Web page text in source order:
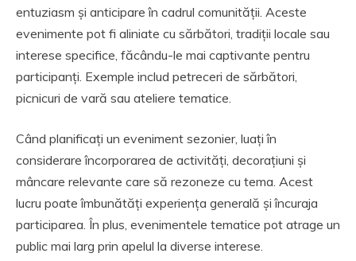
entuziasm și anticipare în cadrul comunității. Aceste
evenimente pot fi aliniate cu sărbători, tradiții locale sau
interese specifice, făcându-le mai captivante pentru
participanți. Exemple includ petreceri de sărbători,
picnicuri de vară sau ateliere tematice.
Când planificați un eveniment sezonier, luați în
considerare încorporarea de activități, decorațiuni și
mâncare relevante care să rezoneze cu tema. Acest
lucru poate îmbunătăți experiența generală și încuraja
participarea. În plus, evenimentele tematice pot atrage un
public mai larg prin apelul la diverse interese.